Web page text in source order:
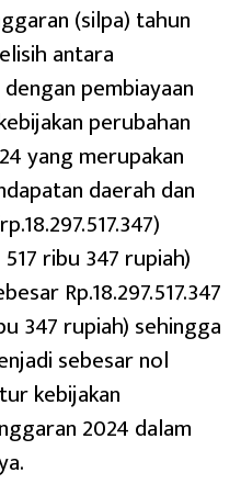
(silpa) tahun
antara
pembiayaan
perubahan
yang merupakan
daerah dan
ribu 347 rupiah)
Rp.18.297.517.347
347 rupiah) sehingga
sebesar nol
kebijakan
2024 dalam